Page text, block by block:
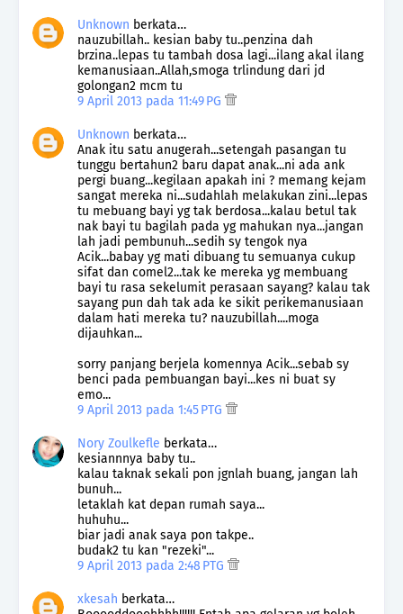
Unknown berkata…
nauzubillah.. kesian baby tu..penzina dah
brzina..lepas tu tambah dosa lagi...ilang akal ilang
kemanusiaan..Allah,smoga trlindung dari jd
golongan2 mcm tu
9 April 2013 pada 11:49 PG
Unknown berkata…
Anak itu satu anugerah...setengah pasangan tu
tunggu bertahun2 baru dapat anak...ni ada ank
pergi buang...kegilaan apakah ini ? memang kejam
sangat mereka ni...sudahlah melakukan zini...lepas
tu mebuang bayi yg tak berdosa...kalau betul tak
nak bayi tu bagilah pada yg mahukan nya...jangan
lah jadi pembunuh...sedih sy tengok nya
Acik...babay yg mati dibuang tu semuanya cukup
sifat dan comel2...tak ke mereka yg membuang
bayi tu rasa sekelumit perasaan sayang? kalau tak
sayang pun dah tak ada ke sikit perikemanusiaan
dalam hati mereka tu? nauzubillah....moga
dijauhkan...
sorry panjang berjela komennya Acik...sebab sy
benci pada pembuangan bayi...kes ni buat sy
emo...
9 April 2013 pada 1:45 PTG
Nory Zoulkefle berkata…
kesiannnya baby tu..
kalau taknak sekali pon jgnlah buang, jangan lah
bunuh...
letaklah kat depan rumah saya...
huhuhu...
biar jadi anak saya pon takpe..
budak2 tu kan "rezeki"...
9 April 2013 pada 2:48 PTG
xkesah berkata…